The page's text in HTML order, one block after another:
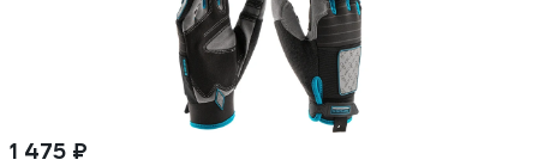
1 475 ₽